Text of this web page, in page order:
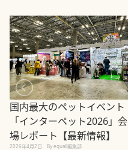
国内最大のペットイベント
「インターペット2026」会
場レポート【最新情報】
2026年4月2日 By equall編集部